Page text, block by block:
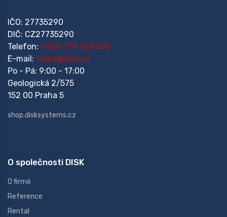
IČO: 27735290
DIČ: CZ27735290
Telefon: +420 774 425 306
E-mail: video@disk.cz
Po - Pá: 9:00 - 17:00
Geologická 2/575
152 00 Praha 5
shop.disksystems.cz
O společnosti DISK
O firmě
Reference
Rental